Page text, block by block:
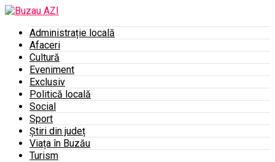
Administrație locală
Afaceri
Cultură
Eveniment
Exclusiv
Politică locală
Social
Sport
Știri din județ
Viața în Buzău
Turism